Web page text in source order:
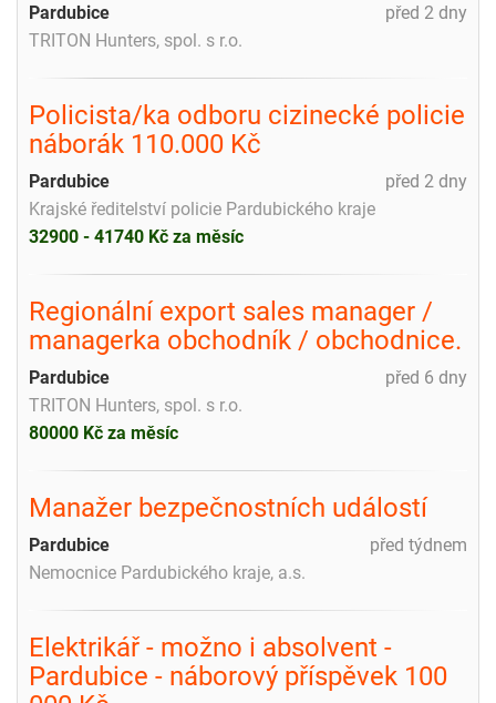
před 2 dny
Pardubice
TRITON Hunters, spol. s r.o.
Policista/ka odboru cizinecké policie
náborák 110.000 Kč
před 2 dny
Pardubice
Krajské ředitelství policie Pardubického kraje
32900 - 41740 Kč za měsíc
Regionální export sales manager /
managerka obchodník / obchodnice.
před 6 dny
Pardubice
TRITON Hunters, spol. s r.o.
80000 Kč za měsíc
Manažer bezpečnostních událostí
před týdnem
Pardubice
Nemocnice Pardubického kraje, a.s.
Elektrikář - možno i absolvent -
Pardubice - náborový příspěvek 100